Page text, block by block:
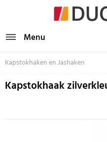
Menu
Kapstokhaken en Jashaken
Kapstokhaak